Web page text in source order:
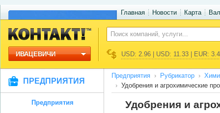
Главная Новости Карта
ИВАЦЕВИЧИ USD: 2.96 | USD: 11.33 | EUR:
ПРЕДПРИЯТИЯ
Предприятия
Предприятия Рубрикатор
Удобрения и агрохимические
Удобрения и